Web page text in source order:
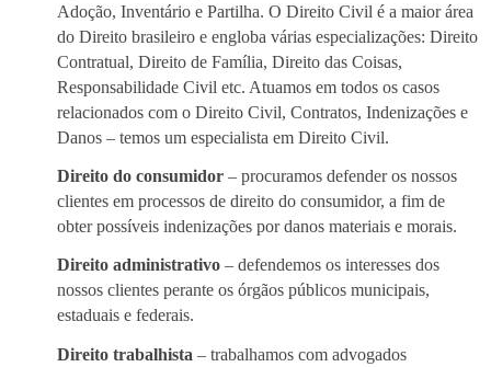
Adoção, Inventário e Partilha. O Direito Civil é a maior área
do Direito brasileiro e engloba várias especializações: Direito
Contratual, Direito de Família, Direito das Coisas,
Responsabilidade Civil etc. Atuamos em todos os casos
relacionados com o Direito Civil, Contratos, Indenizações e
Danos – temos um especialista em Direito Civil.
Direito do consumidor– procuramos defender os nossos
clientes em processos de direito do consumidor, a fim de
obter possíveis indenizações por danos materiais e morais.
Direito administrativo– defendemos os interesses dos
nossos clientes perante os órgãos públicos municipais,
estaduais e federais.
Direito trabalhista – trabalhamos com advogados